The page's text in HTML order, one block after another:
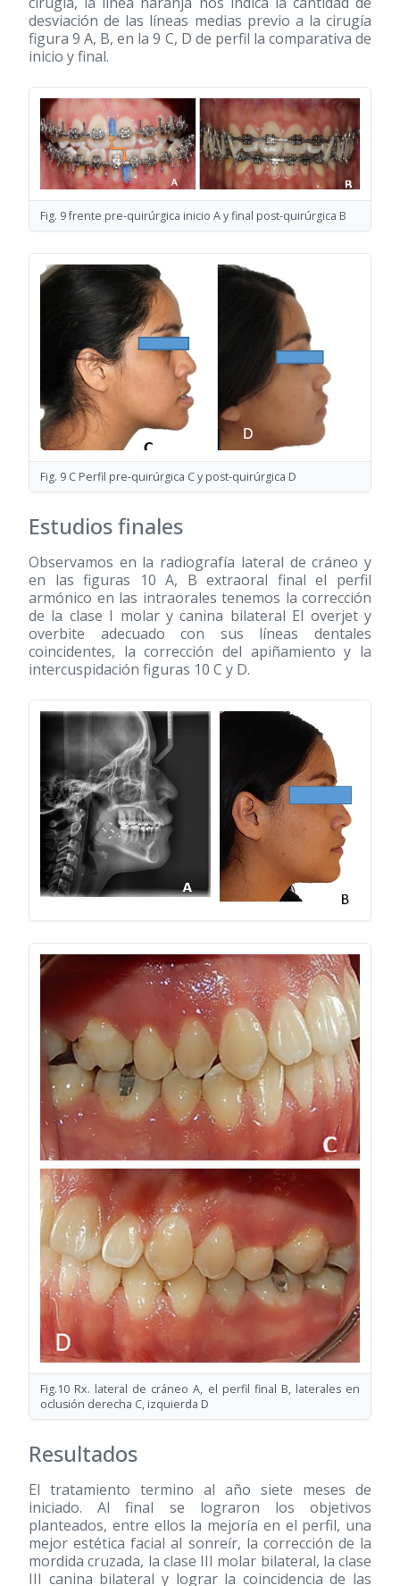
desviación de las líneas medias previo a la cirugía
figura 9 A, B, en la 9 C, D de perfil la comparativa de
inicio y final.
Fig. 9 frente pre-quirúrgica inicio A y final post-quirúrgica B
Fig. 9 C Perfil pre-quirúrgica C y post-quirúrgica D
Estudios finales
Observamos en la radiografía lateral de cráneo y
en las figuras 10 A, B extraoral final el perfil
armónico en las intraorales tenemos la corrección
de la clase I molar y canina bilateral El overjet y
overbite adecuado con sus líneas dentales
coincidentes, la corrección del apiñamiento y la
intercuspidación figuras 10 C y D.
Fig.10 Rx. lateral de cráneo A, el perfil final B, laterales en
oclusión derecha C, izquierda D
Resultados
El tratamiento termino al año siete meses de
iniciado. Al final se lograron los objetivos
planteados, entre ellos la mejoría en el perfil, una
mejor estética facial al sonreír, la corrección de la
mordida cruzada, la clase III molar bilateral, la clase
III canina bilateral y lograr la coincidencia de las